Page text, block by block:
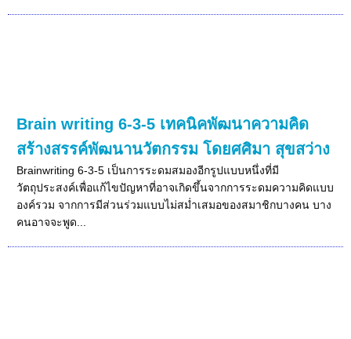
Brain writing 6-3-5 เทคนิคพัฒนาความคิด
สร้างสรรค์พัฒนานวัตกรรม โดยศศิมา สุขสว่าง
Brainwriting 6-3-5 เป็นการระดมสมองอีกรูปแบบหนึ่งที่มี
วัตถุประสงค์เพื่อแก้ไขปัญหาที่อาจเกิดขึ้นจากการระดมความคิดแบบ
องค์รวม จากการมีส่วนร่วมแบบไม่สม่ำเสมอของสมาชิกบางคน บาง
คนอาจจะพูด...